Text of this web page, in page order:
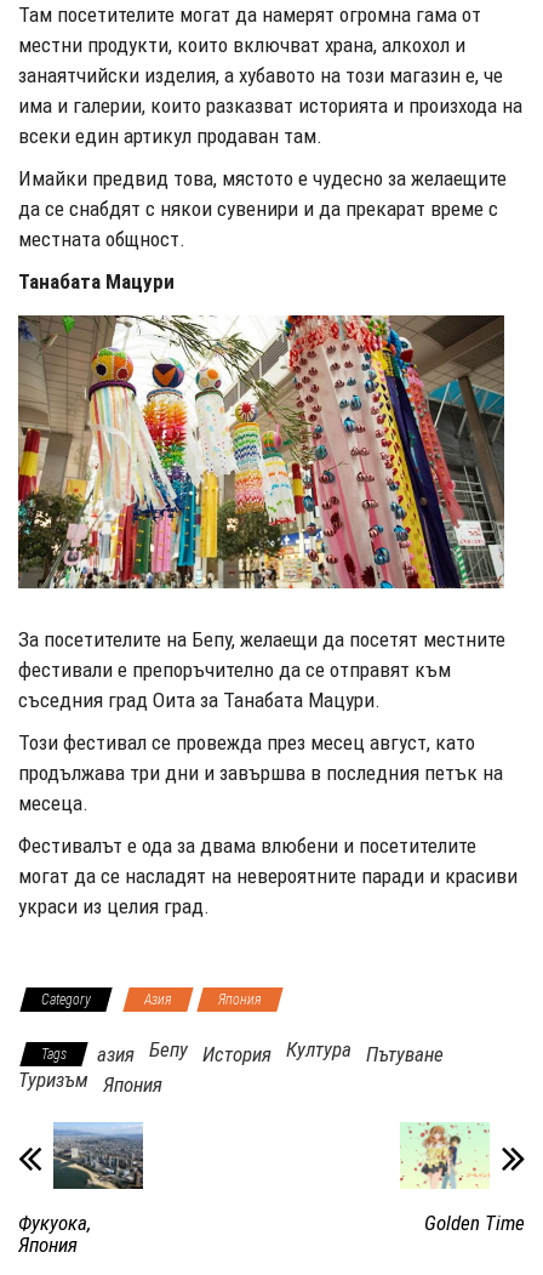
Там посетителите могат да намерят огромна гама от
местни продукти, които включват храна, алкохол и
занаятчийски изделия, а хубавото на този магазин е, че
има и галерии, които разказват историята и произхода на
всеки един артикул продаван там.
Имайки предвид това, мястото е чудесно за желаещите
да се снабдят с някои сувенири и да прекарат време с
местната общност.
Танабата Мацури
За посетителите на Бепу, желаещи да посетят местните
фестивали е препоръчително да се отправят към
съседния град Оита за Танабата Мацури.
Този фестивал се провежда през месец август, като
продължава три дни и завършва в последния петък на
месеца.
Фестивалът е ода за двама влюбени и посетителите
могат да се насладят на невероятните паради и красиви
украси из целия град.
Category Азия Япония
Tags азия Бепу История Култура
Пътуване
Туризъм
Япония
Фукуока,
Япония
Golden Time